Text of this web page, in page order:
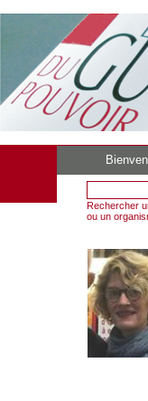
Rechercher
ou un